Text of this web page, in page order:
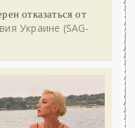
отказаться от
Украине (SAG-